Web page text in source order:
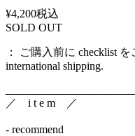
¥4,200税込
SOLD OUT
： ご購入前に checklist
international shipping.
／ i t e m ／
- recommend